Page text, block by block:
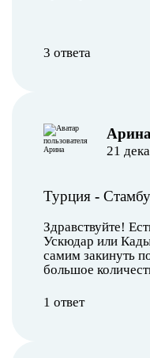
3 ответа
Арина
21
Турция -
Здравствуйте!
Ускюдар или
самим закинуть
большое
1 ответ